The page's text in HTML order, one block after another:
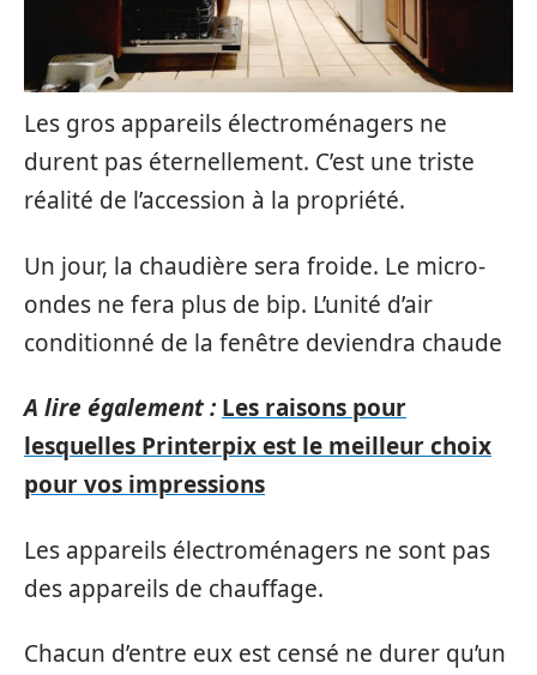
Les gros appareils électroménagers ne
durent pas éternellement. C’est une triste
réalité de l’accession à la propriété.
Un jour, la chaudière sera froide. Le micro-
ondes ne fera plus de bip. L’unité d’air
conditionné de la fenêtre deviendra chaude
A lire également : Les raisons pour
lesquelles Printerpix est le meilleur choix
pour vos impressions
Les appareils électroménagers ne sont pas
des appareils de chauffage.
Chacun d’entre eux est censé ne durer qu’un